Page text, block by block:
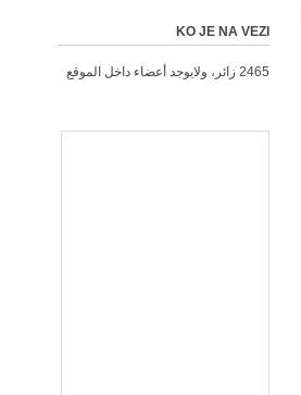
KO JE NA VEZI
2465 زائر، ولايوجد أعضاء داخل الموقع